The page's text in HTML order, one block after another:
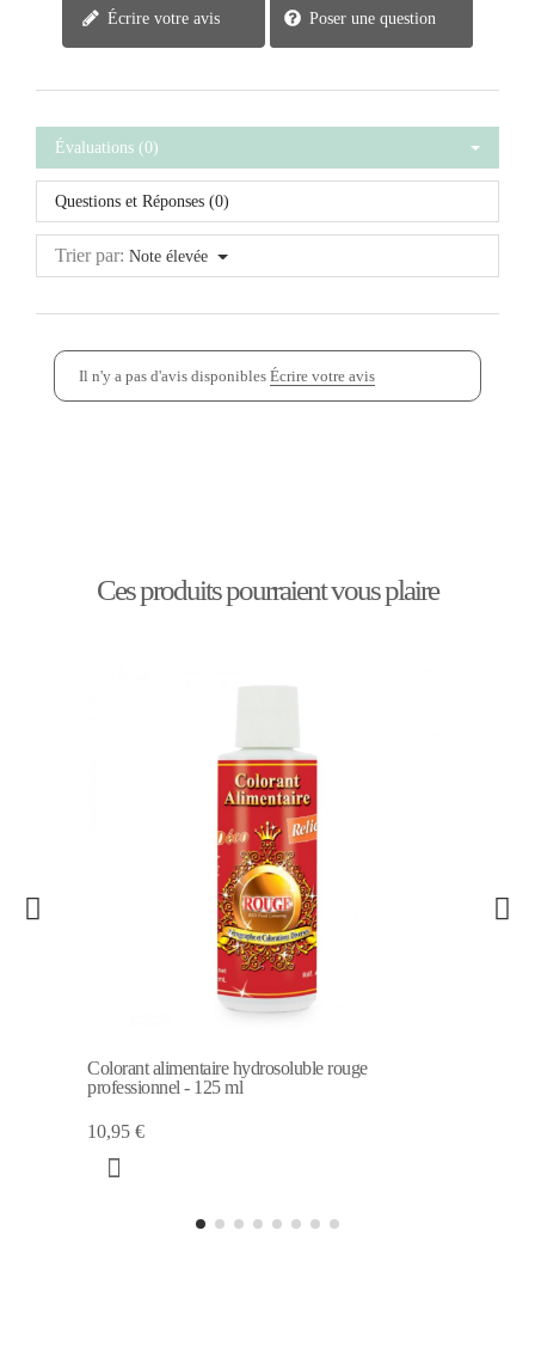
Écrire votre avis Poser une question
Évaluations (0)
Questions et Réponses (0)
Trier par: Note élevée
Il n'y a pas d'avis disponibles Écrire votre avis
Ces produits pourraient vous plaire
Colorant alimentaire hydrosoluble rouge
professionnel - 125 ml
10,95 €